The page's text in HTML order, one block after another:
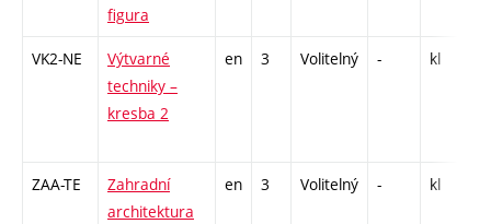
figura
VK2-NE
Výtvarné
techniky –
kresba 2
en 3 Volitelný - kl
ZAA-TE
Zahradní
architektura
en 3 Volitelný - kl